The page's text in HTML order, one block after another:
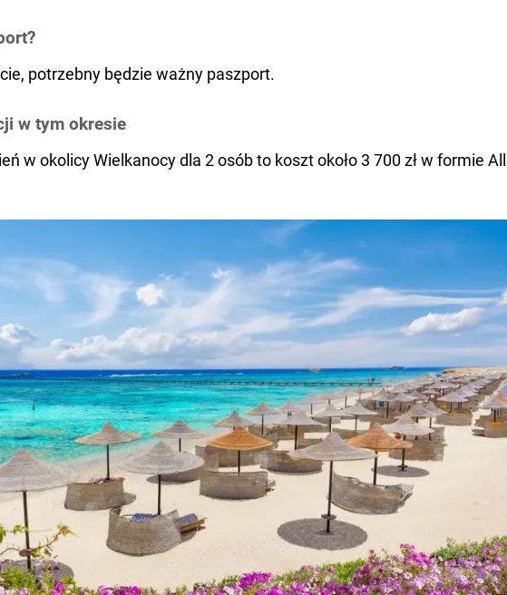
potrzebny będzie ważny paszport.
w tym okresie
w okolicy Wielkanocy dla 2 osób to koszt około 3 700 zł w formie All